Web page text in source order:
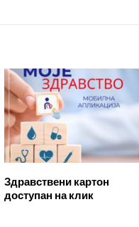
Здравствени картон
доступан на клик